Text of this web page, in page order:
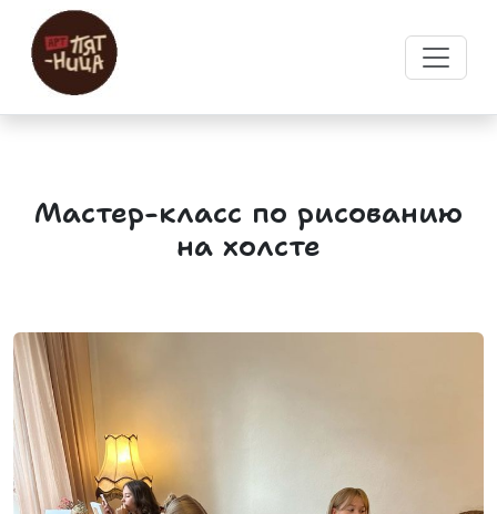
Мастер-класс по рисованию
на холсте